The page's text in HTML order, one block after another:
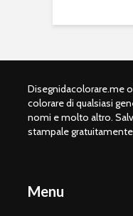
Disegnidacolorare.me
colorare di qualsiasi
nomi e molto altro.
stampale
Menu